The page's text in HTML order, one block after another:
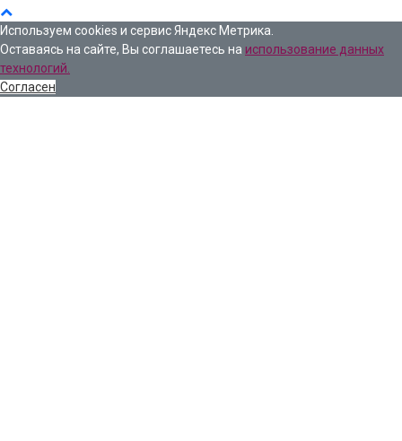
Используем cookies и сервис Яндекс Метрика.
Оставаясь на сайте, Вы соглашаетесь на использование данных
технологий.
Согласен